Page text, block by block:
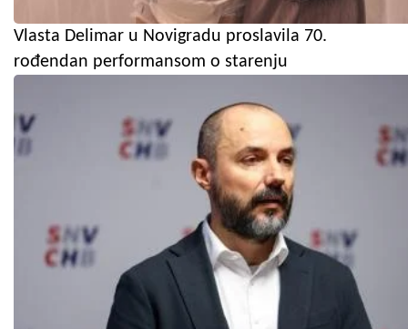
Vlasta Delimar u Novigradu proslavila 70.
rođendan performansom o starenju